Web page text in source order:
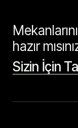
hazır
Sizin İçin